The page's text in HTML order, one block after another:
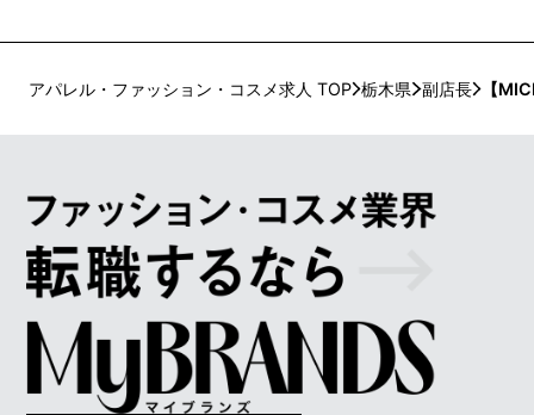
アパレル・ファッション・コスメ求人 TOP 栃木県 副店長 【